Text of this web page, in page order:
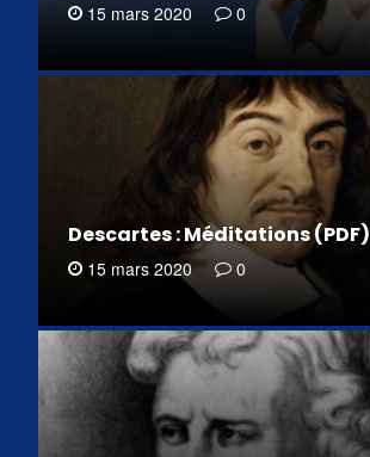
15 mars 2020 0
Descartes : Méditations (PDF)
15 mars 2020 0